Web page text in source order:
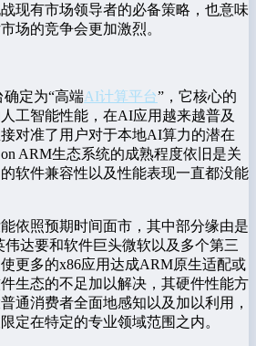
现有市场领导者的必备策略，也意味
场的竞争会更加激烈。
定为“高端AI计算平台”，它核心的
工智能性能，在AI应用越来越普及
对准了用户对于本地AI算力的潜在
ARM生态系统的成熟程度依旧是关
软件兼容性以及性能表现一直都没能
依照预期时间面市，其中部分缘由是
达要和软件巨头微软以及多个第三
更多的x86应用达成ARM原生适配或
生态的不足加以解决，其硬件性能方
通消费者全面地感知以及加以利用，
定在特定的专业领域范围之内。